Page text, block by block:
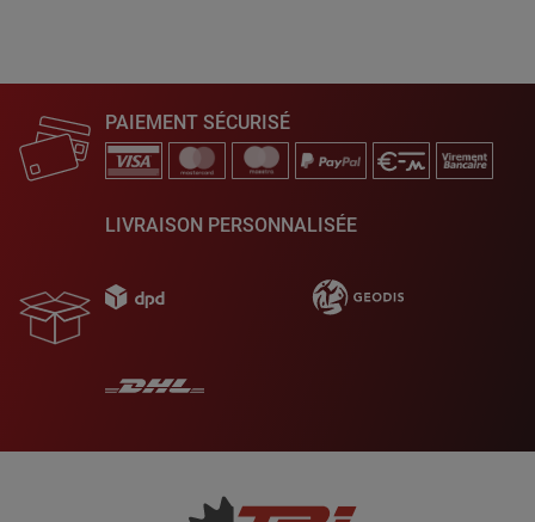
PAIEMENT SÉCURISÉ
LIVRAISON PERSONNALISÉE